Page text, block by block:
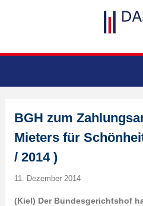
BGH zum
Mieters für
/ 2014 )
11. Dezember 2014
(Kiel) Der Bundesgerichtshof